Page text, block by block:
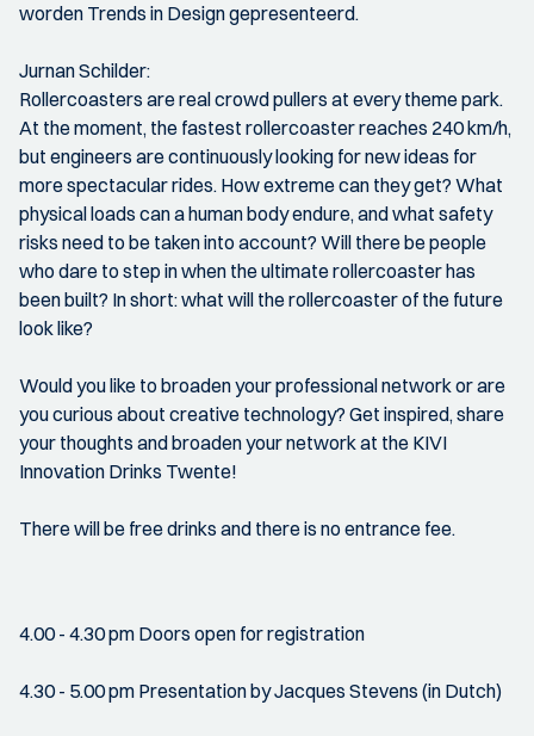
worden Trends in Design gepresenteerd.
Jurnan Schilder:
Rollercoasters are real crowd pullers at every theme park.
At the moment, the fastest rollercoaster reaches 240 km/h,
but engineers are continuously looking for new ideas for
more spectacular rides. How extreme can they get? What
physical loads can a human body endure, and what safety
risks need to be taken into account? Will there be people
who dare to step in when the ultimate rollercoaster has
been built? In short: what will the rollercoaster of the future
look like?
Would you like to broaden your professional network or are
you curious about creative technology? Get inspired, share
your thoughts and broaden your network at the KIVI
Innovation Drinks Twente!
There will be free drinks and there is no entrance fee.
4.00 - 4.30 pm Doors open for registration
4.30 - 5.00 pm Presentation by Jacques Stevens (in Dutch)